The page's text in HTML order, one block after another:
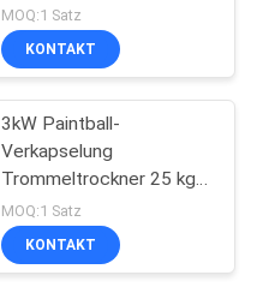
MOQ:1 Satz
KONTAKT
3kW Paintball-
Verkapselung
Trommeltrockner 25 kg
Kapazität
MOQ:1 Satz
KONTAKT